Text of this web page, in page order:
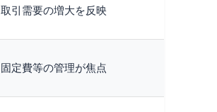
取引需要の増大を反映
固定費等の管理が焦点